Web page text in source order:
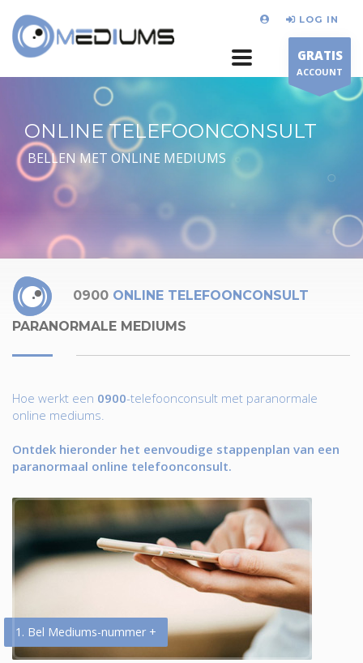
LOG IN
GRATIS
ACCOUNT
ONLINE TELEFOONCONSULT
BELLEN MET ONLINE MEDIUMS
0900 ONLINE TELEFOONCONSULT
PARANORMALE MEDIUMS
Hoe werkt een 0900-telefoonconsult met paranormale
online mediums.
Ontdek hieronder het eenvoudige stappenplan van een
paranormaal online telefoonconsult.
1. Bel Mediums-nummer +